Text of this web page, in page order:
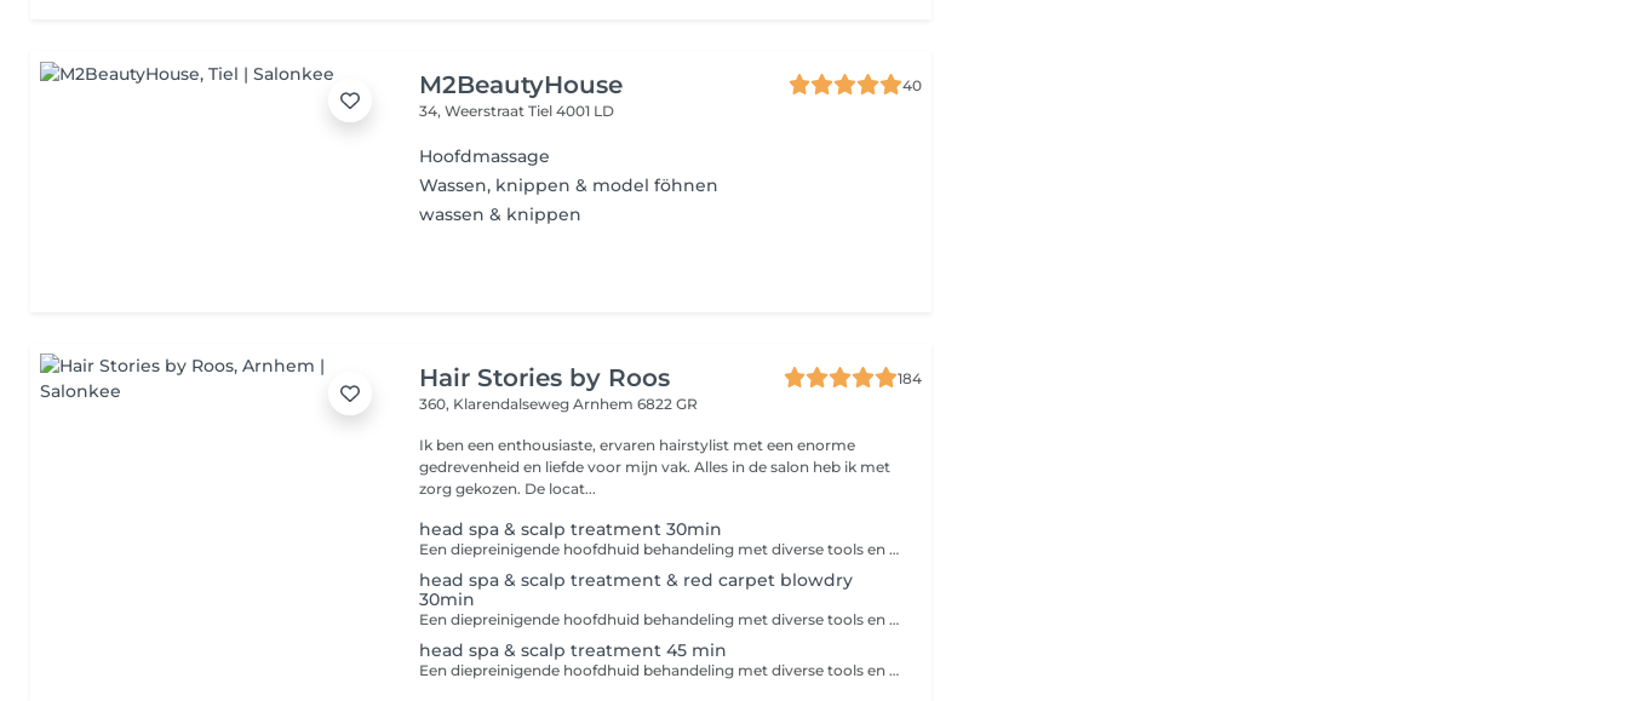
M2BeautyHouse
40
34, WeerstraatTiel 4001 LD
Hoofdmassage
Wassen, knippen & model föhnen
wassen & knippen
Hair Stories by Roos
184
360, KlarendalsewegArnhem 6822 GR
Ik ben een enthousiaste, ervaren hairstylist met een enorme
gedrevenheid en liefde voor mijn vak. Alles in de salon heb ik met
zorg gekozen. De locat...
head spa & scalp treatment 30min
Een diepreinigende hoofdhuid behandeling met diverse tools en bij behorende treatment Houd er rekening mee dat het haar alleen droog geföhnd wordt en niet in model geföhnd.
head spa & scalp treatment & red carpet blowdry
30min
Een diepreinigende hoofdhuid behandeling met diverse tools en bij behorend treatment en redcapet blowdry
head spa & scalp treatment 45 min
Een diepreinigende hoofdhuid behandeling met diverse tools en bij behorende treatment Houd er rekening mee dat het haar alleen droog geföhnd wordt en niet in model geföhnd